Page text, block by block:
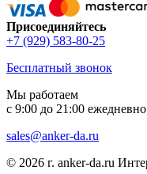
Присоединяйтесь
+7 (929) 583-80-25
Бесплатный звонок
Мы работаем
с 9:00 до 21:00 ежедневно
sales@anker-da.ru
© 2026 г. anker-da.ru